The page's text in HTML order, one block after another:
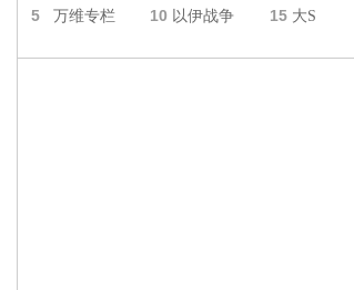
5 万维专栏 10 以伊战争 15 大S